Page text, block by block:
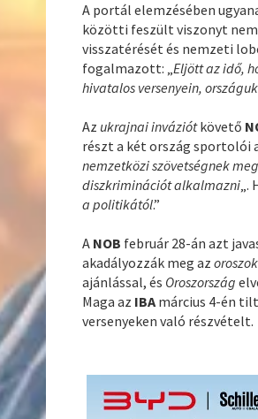
A portál elemzésében
közötti feszült viszonyt
visszatérését és nemzeti
fogalmazott: „Eljött az idő,
hivatalos versenyein,
Az ukrajnai inváziótkövető
részt a két ország sportolói
nemzetközi szövetségnek
diszkriminációt alkalmazni„.
a politikától.”
A NOB február 28-án azt
akadályozzák meg az
ajánlással, és Oroszország
Maga az IBA március 4-én
versenyeken való részvételt.